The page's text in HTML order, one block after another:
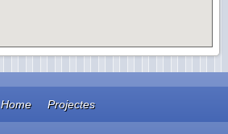
Home Projectes